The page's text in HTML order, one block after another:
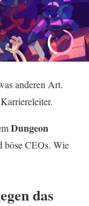
anderen Art.
Dungeon
böse CEOs. Wie
das